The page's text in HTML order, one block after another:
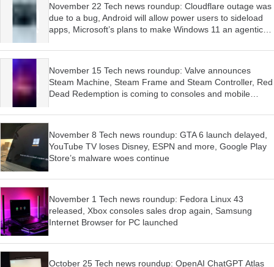
November 22 Tech news roundup: Cloudflare outage was
due to a bug, Android will allow power users to sideload
apps, Microsoft’s plans to make Windows 11 an agentic
November 15 Tech news roundup: Valve announces
Steam Machine, Steam Frame and Steam Controller, Red
Dead Redemption is coming to consoles and mobile
November 8 Tech news roundup: GTA 6 launch delayed,
YouTube TV loses Disney, ESPN and more, Google Play
Store’s malware woes continue
November 1 Tech news roundup: Fedora Linux 43
released, Xbox consoles sales drop again, Samsung
Internet Browser for PC launched
October 25 Tech news roundup: OpenAI ChatGPT Atlas